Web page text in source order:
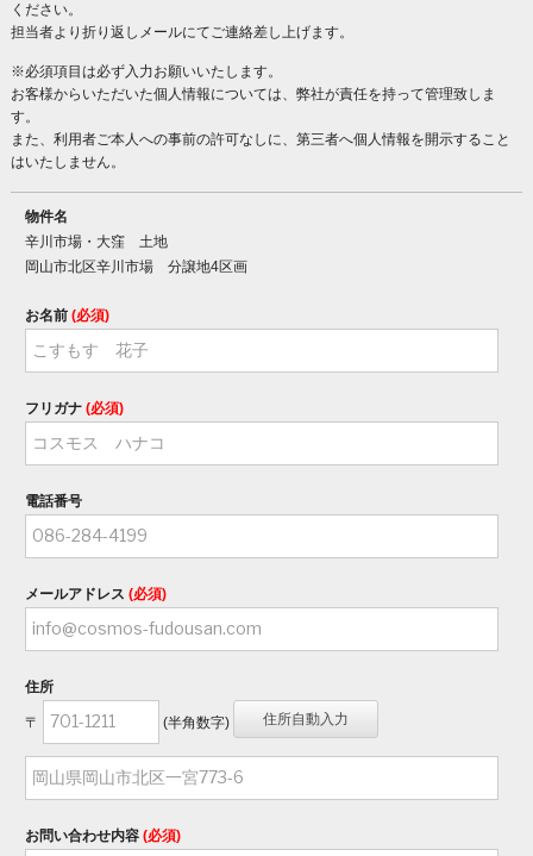
ください。
担当者より折り返しメールにてご連絡差し上げます。
※必須項目は必ず入力お願いいたします。
お客様からいただいた個人情報については、弊社が責任を持って管理致しま
す。
また、利用者ご本人への事前の許可なしに、第三者へ個人情報を開示すること
はいたしません。
物件名
辛川市場・大窪 土地
岡山市北区辛川市場 分譲地4区画
お名前 (必須)
フリガナ (必須)
電話番号
メールアドレス (必須)
住所
〒 (半角数字)
お問い合わせ内容 (必須)